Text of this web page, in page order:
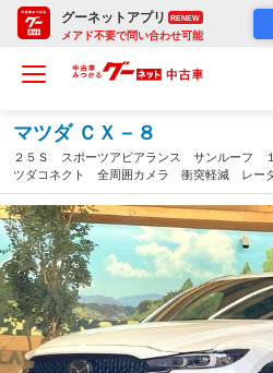
グーネットアプリ RENEW
メアド不要で問い合わせ可能
マツダ ＣＸ－８
２５Ｓ スポーツアピアランス サンルーフ
ツダコネクト 全周囲カメラ 衝突軽減 レー
ＳＥサウンド ブラインドスポットモニター
ター 黒革シート パワーバックドア ＬＥＤ